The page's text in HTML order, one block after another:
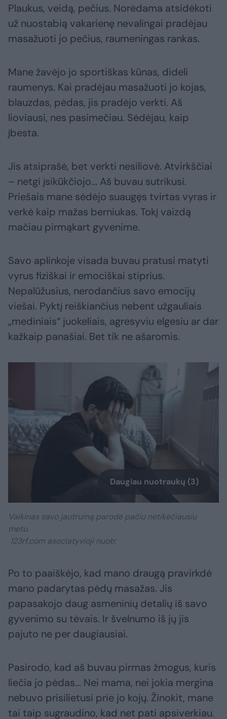
Plaukus, veidą, pečius. Norėdama atsidėkoti
už nuostabią vakarienę nevalingai pradėjau
masažuoti jo pečius, raumeningas rankas.
Mane žavėjo jo sportiškas kūnas, dideli
raumenys. Kai pradėjau masažuoti jo kojas,
blauzdas, pėdas, jis pradėjo verkti. Aš
lioviausi, nes pasimečiau. Sėdėjau, kaip
įbesta.
Jis atsiprašė, bet verkti nesiliovė. Atvirkščiai
– netgi įsikūkčiojo... Aš buvau sutrikusi.
Priešais mane sėdėjo suaugęs tvirtas vyras ir
verkė kaip mažas berniukas. Tokį vaizdą
mačiau pirmąkart gyvenime.
Savo aplinkoje visada buvau pratusi matyti
vyrus fiziškai ir emociškai stiprius.
Nepalūžusius, nerodančius savo emocijų
viešai. Pyktį reiškiančius nebent užgauliais
„mediniais“ juokeliais, agresyviu elgesiu ar dar
kažkaip panašiai. Bet tik ne ašaromis.
Daugiau nuotraukų (3)
Vaikinas savo jautrumą parodė pačiu netikėčiausiu
metu.
123rf.com asociatyvioji nuotr.
Po to paaiškėjo, kad mano draugą pravirkdė
mano padarytas pėdų masažas. Jis
papasakojo daug asmeninių detalių iš savo
gyvenimo su tėvais. Ir švelnumo iš jų jis
pajuto ne per daugiausiai.
Pasirodo, kad aš buvau pirmas žmogus, kuris
liečia jo pėdas... Nei mama, nei jokia mergina
nebuvo prisilietusi prie jo kojų. Žinokit, mane
tai taip sugraudino, kad net pati apsiverkiau.